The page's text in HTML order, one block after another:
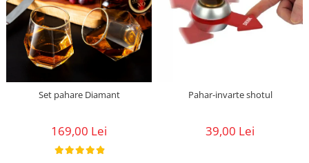
Set pahare Diamant
169,00 Lei
Pahar-invarte shotul
39,00 Lei